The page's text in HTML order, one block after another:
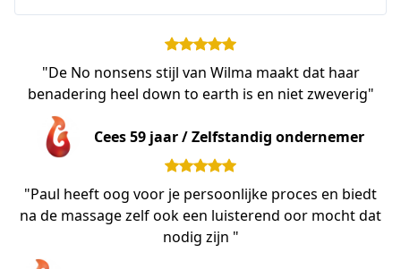
"De No nonsens stijl van Wilma maakt dat haar
benadering heel down to earth is en niet zweverig"
Cees 59 jaar / Zelfstandig ondernemer
"Paul heeft oog voor je persoonlijke proces en biedt
na de massage zelf ook een luisterend oor mocht dat
nodig zijn "